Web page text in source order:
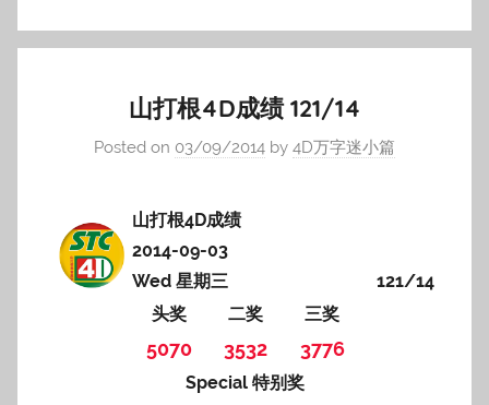
山打根4D成绩 121/14
Posted on 03/09/2014 by 4D万字迷小篇
山打根4D成绩
2014-09-03
Wed 星期三
121/14
头奖
二奖 三奖
5070 3532 3776
Special 特别奖